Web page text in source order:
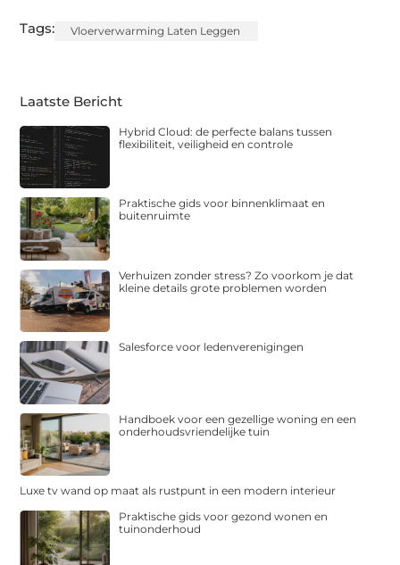
Tags: Vloerverwarming Laten Leggen
Laatste Bericht
Hybrid Cloud: de perfecte balans tussen
flexibiliteit, veiligheid en controle
Praktische gids voor binnenklimaat en
buitenruimte
Verhuizen zonder stress? Zo voorkom je dat
kleine details grote problemen worden
Salesforce voor ledenverenigingen
Handboek voor een gezellige woning en een
onderhoudsvriendelijke tuin
Luxe tv wand op maat als rustpunt in een modern interieur
Praktische gids voor gezond wonen en
tuinonderhoud